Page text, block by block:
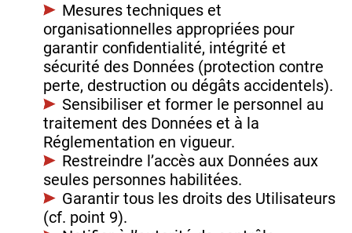
Mesures techniques et
organisationnelles appropriées pour
garantir confidentialité, intégrité et
sécurité des Données (protection contre
perte, destruction ou dégâts accidentels).
Sensibiliser et former le personnel au
traitement des Données et à la
Réglementation en vigueur.
Restreindre l’accès aux Données aux
seules personnes habilitées.
Garantir tous les droits des Utilisateurs
(cf. point 9).